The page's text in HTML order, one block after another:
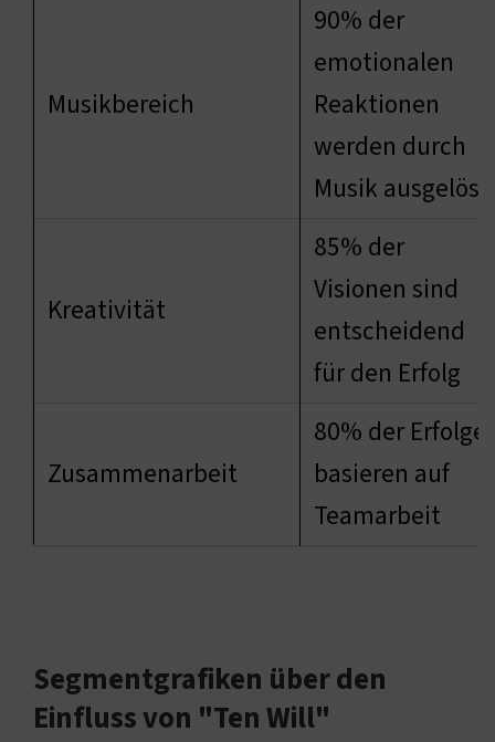
Musikbereich
90% der
emotionalen
Reaktionen
werden durch
Musik ausgelöst
Kreativität
85% der
Visionen sind
entscheidend
für den Erfolg
Zusammenarbeit
80% der Erfolge
basieren auf
Teamarbeit
Segmentgrafiken über den
Einfluss von "Ten Will"